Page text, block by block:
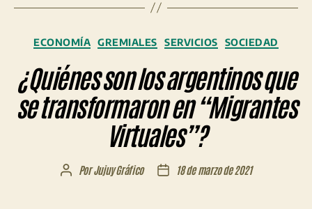
Categorías
ECONOMÍA GREMIALES SERVICIOS SOCIEDAD
¿Quiénes son los argentinos que
se transformaron en “Migrantes
Virtuales”?
AutorPorJujuy Gráfico
Fecha18 de marzo de 2021